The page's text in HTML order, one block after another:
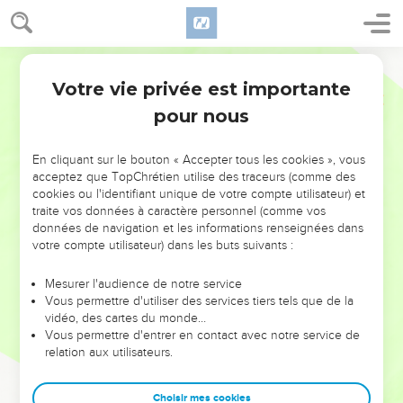
NE MANQUEZ PAS L’ÉVÉNEMENT
DE L’ANNÉE !
ET SI LEURS ERREURS POUVAIENT VOUS ÉVITER LES
VOTRES ?
leur foi ou leur vision. Mais on voit moins les doutes, les erreurs
et les saisons difficiles qu'ils ont traversés, alors même que ce
sont elles qui les ont façonnés.
Dans cette conférence, leaders, entrepreneurs, et responsables
clés pour avancer avec plus de sagesse afin que leurs erreurs
Votre vie privée est importante
pour nous
En cliquant sur le bouton « Accepter tous les cookies », vous
acceptez que TopChrétien utilise des traceurs (comme des
cookies ou l'identifiant unique de votre compte utilisateur) et
traite vos données à caractère personnel (comme vos
données de navigation et les informations renseignées dans
votre compte utilisateur) dans les buts suivants :
Mesurer l'audience de notre service
Vous permettre d'utiliser des services tiers tels que de la
vidéo, des cartes du monde…
Vous permettre d'entrer en contact avec notre service de
relation aux utilisateurs.
Choisir mes cookies